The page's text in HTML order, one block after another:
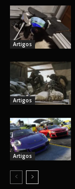
Artigos
Artigos
Artigos